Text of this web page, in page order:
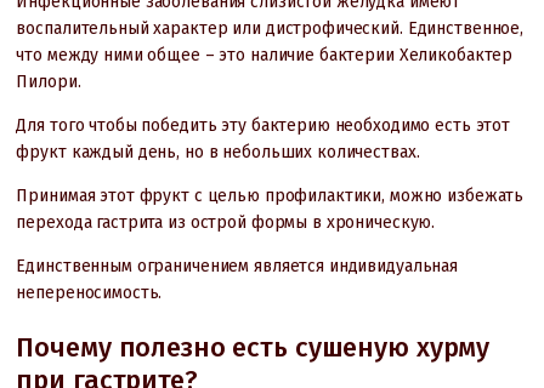
воспалительный характер или дистрофический. Единственное,
что между ними общее – это наличие бактерии Хеликобактер
Пилори.
Для того чтобы победить эту бактерию необходимо есть этот
фрукт каждый день, но в небольших количествах.
Принимая этот фрукт с целью профилактики, можно избежать
перехода гастрита из острой формы в хроническую.
Единственным ограничением является индивидуальная
непереносимость.
Почему полезно есть сушеную хурму
при гастрите?